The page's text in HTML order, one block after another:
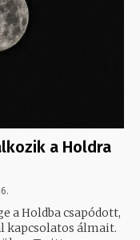
a Holdra
a Holdba csapódott,
kapcsolatos álmait.